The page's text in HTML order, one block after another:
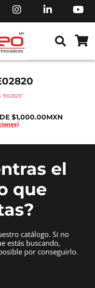
$1,000.00MXN
el
que
catálogo. Si no
estás buscando,
por conseguirlo.